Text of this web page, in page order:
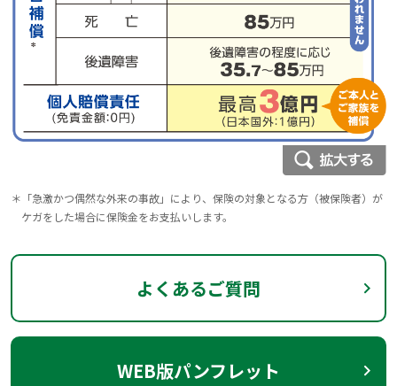
＊ 「急激かつ偶然な外来の事故」により、保険の対象となる方（被保険者）が
ケガをした場合に保険金をお支払いします。
よくあるご質問
WEB版パンフレット